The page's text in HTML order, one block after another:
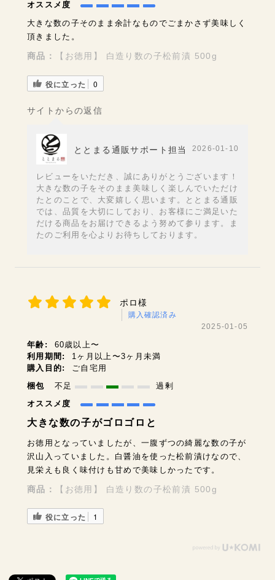
オススメ度
大きな数の子そのまま余計なものでごまかさず美味しく
頂きました。
商品： 【お徳用】 白造り数の子松前漬 500g
役に立った 0
サイトからの返信
ととまる通販サポート担当 2026-01-10
レビューをいただき、誠にありがとうございます！
大きな数の子をそのまま美味しく楽しんでいただけ
たとのことで、大変嬉しく思います。ととまる通販
では、品質を大切にしており、お客様にご満足いた
だける商品をお届けできるよう努めて参ります。ま
たのご利用を心よりお待ちしております。
ポロ様
購入確認済み
2025-01-05
年齢:
60歳以上〜
利用期間:
1ヶ月以上〜3ヶ月未満
購入目的:
ご自宅用
梱包
不足
過剰
オススメ度
大きな数の子がゴロゴロと
お徳用となっていましたが、一腹ずつの綺麗な数の子が
沢山入っていました。白醤油を使った松前漬けなので、
見栄えも良く味付けも甘めで美味しかったです。
商品： 【お徳用】 白造り数の子松前漬 500g
役に立った 1